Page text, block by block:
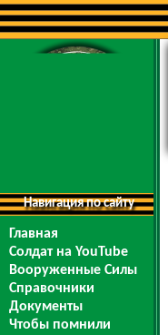
Навигация по сайту
Главная
Солдат на YouTube
Вооруженные Силы
Справочники
Документы
Чтобы помнили